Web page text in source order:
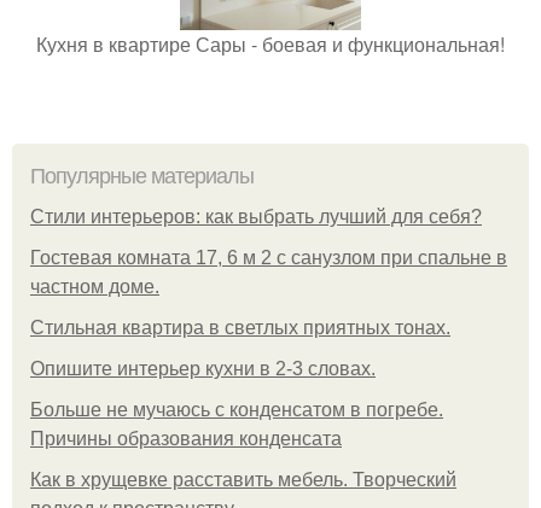
Кухня в квартире Сары - боевая и функциональная!
Популярные материалы
Стили интерьеров: как выбрать лучший для себя?
Гостевая комната 17, 6 м 2 с санузлом при спальне в
частном доме.
Стильная квартира в светлых приятных тонах.
Опишите интерьер кухни в 2-3 словах.
Больше не мучаюсь с конденсатом в погребе.
Причины образования конденсата
Как в хрущевке расставить мебель. Творческий